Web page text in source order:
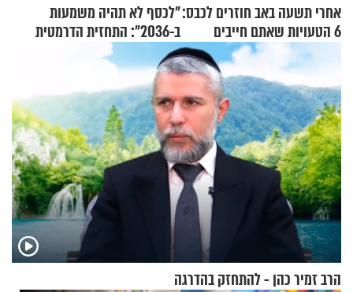
אחרי תשעה באב חוזרים לכבס:
6 הטעויות שאתם חייבים
להפסיק לעשות
"לכסף לא תהיה משמעות
ב-2036": התחזית הדרמטית
של אילון מאסק על עתיד
הכלכלה
הרב זמיר כהן - להתחזק בהדרגה